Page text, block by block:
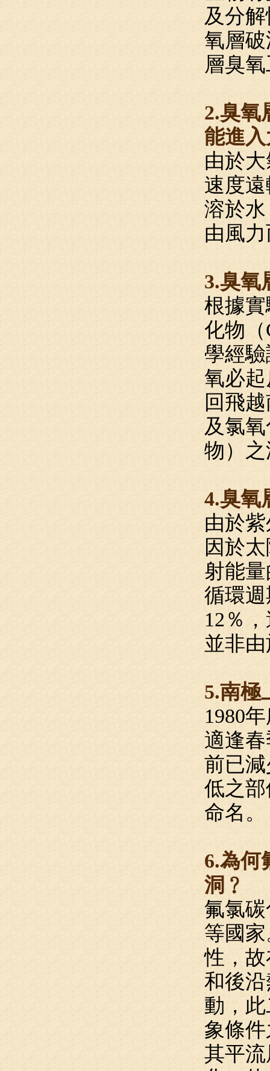
及分
氧層
層臭
2.臭氧
能進
由於
速度
溶於
由風
3.臭氧
根據
化物
學經
氧必
回飛
及氯
物）
4.臭氧
由於
因於
射能
循環
12％
並非
5.南極
1980
適逢
前已
低之
命名。
6.為何
洞﹖
氟氯
等國
性，
和後
動，
象條
其平